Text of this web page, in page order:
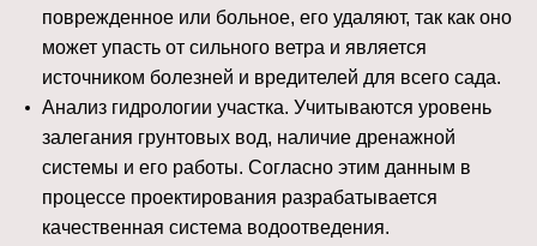
поврежденное или больное, его удаляют, так как оно
может упасть от сильного ветра и является
источником болезней и вредителей для всего сада.
Анализ гидрологии участка. Учитываются уровень
залегания грунтовых вод, наличие дренажной
системы и его работы. Согласно этим данным в
процессе проектирования разрабатывается
качественная система водоотведения.